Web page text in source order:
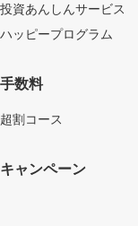
投資あんしんサービス
ハッピープログラム
手数料
超割コース
キャンペーン